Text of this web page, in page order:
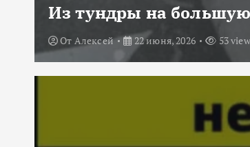
Из тундры на большую
От Алексей 22 июня, 2026 53